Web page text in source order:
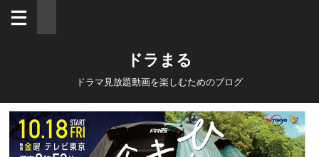
ドラまる
ドラマ見放題動画を楽しむためのブログ